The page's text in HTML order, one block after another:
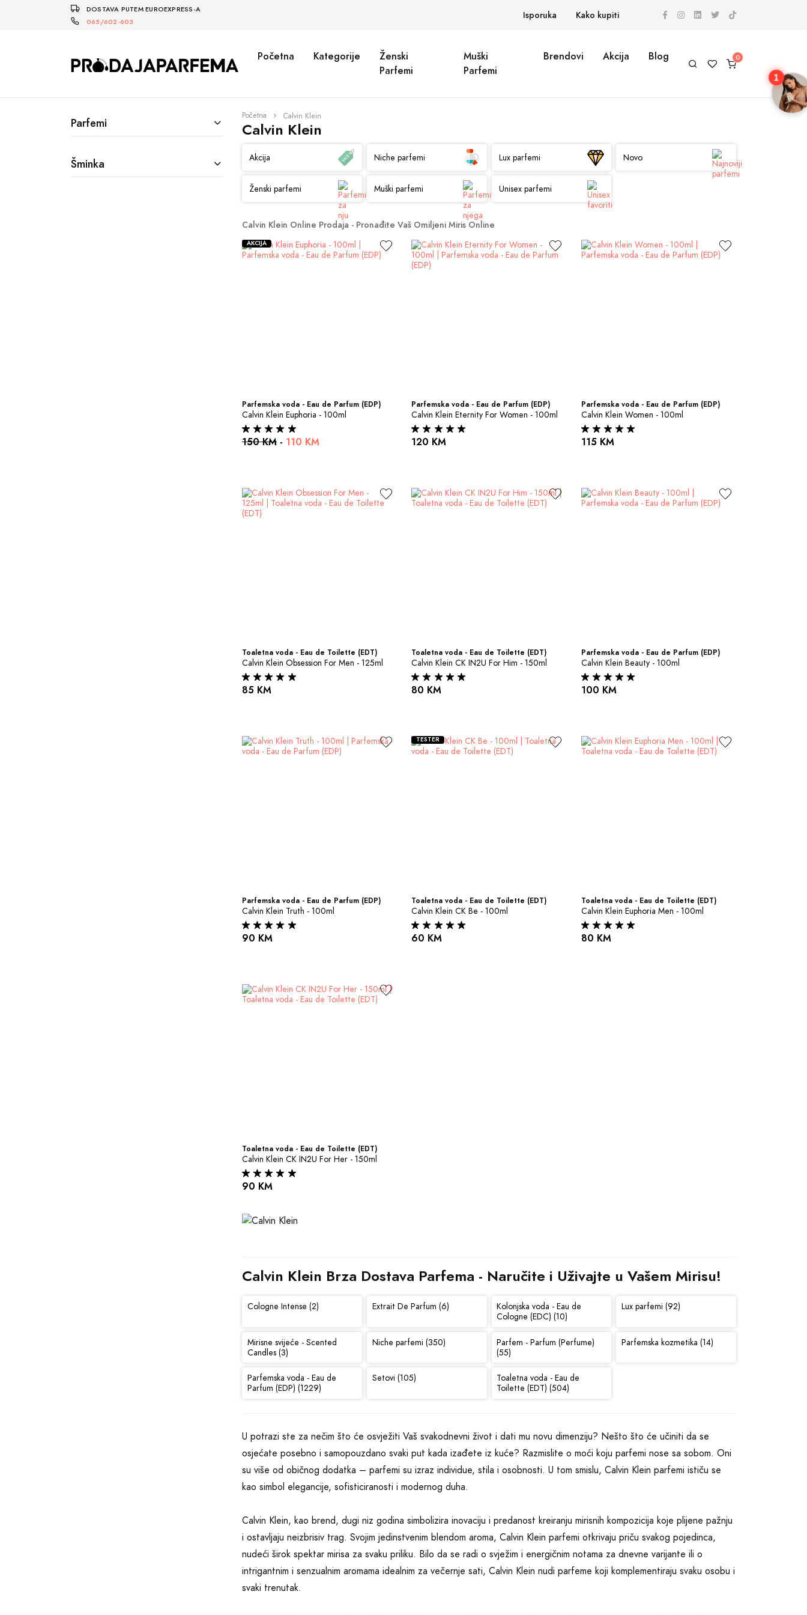
DOSTAVA PUTEM EUROEXPRESS-A
065/602-603
Isporuka Kako kupiti
Početna Kategorije
Ženski
Parfemi
Muški
Parfemi
Brendovi Akcija Blog
Parfemi
Šminka
Početna Calvin Klein
Calvin Klein
Akcija Niche parfemi Lux parfemi Novo
Ženski parfemi Muški parfemi Unisex parfemi
Calvin Klein Online Prodaja - Pronađite Vaš Omiljeni Miris Online
Parfemska voda - Eau de Parfum (EDP)
Calvin Klein Euphoria - 100ml
150 KM - 110 KM
AKCIJA
Parfemska voda - Eau de Parfum (EDP)
Calvin Klein Eternity For Women - 100ml
120 KM
Parfemska voda - Eau de Parfum (EDP)
Calvin Klein Women - 100ml
115 KM
Toaletna voda - Eau de Toilette (EDT)
Calvin Klein Obsession For Men - 125ml
85 KM
Toaletna voda - Eau de Toilette (EDT)
Calvin Klein CK IN2U For Him - 150ml
80 KM
Parfemska voda - Eau de Parfum (EDP)
Calvin Klein Beauty - 100ml
100 KM
Parfemska voda - Eau de Parfum (EDP)
Calvin Klein Truth - 100ml
90 KM
Toaletna voda - Eau de Toilette (EDT)
Calvin Klein CK Be - 100ml
60 KM
TESTER
Toaletna voda - Eau de Toilette (EDT)
Calvin Klein Euphoria Men - 100ml
80 KM
Toaletna voda - Eau de Toilette (EDT)
Calvin Klein CK IN2U For Her - 150ml
90 KM
Calvin Klein Brza Dostava Parfema - Naručite i Uživajte u Vašem Mirisu!
Cologne Intense (2) Extrait De Parfum (6)
Kolonjska voda - Eau de
Cologne (EDC) (10)
Lux parfemi (92)
Mirisne svijeće - Scented
Candles (3)
Niche parfemi (350)
Parfem - Parfum (Perfume)
(55)
Parfemska kozmetika (14)
Parfemska voda - Eau de
Parfum (EDP) (1229)
Setovi (105)
Toaletna voda - Eau de
Toilette (EDT) (504)
U potrazi ste za nečim što će osvježiti Vaš svakodnevni život i dati mu novu dimenziju? Nešto što će učiniti da se
osjećate posebno i samopouzdano svaki put kada izađete iz kuće? Razmislite o moći koju parfemi nose sa sobom. Oni
su više od običnog dodatka – parfemi su izraz individue, stila i osobnosti. U tom smislu, Calvin Klein parfemi ističu se
kao simbol elegancije, sofisticiranosti i modernog duha.
Calvin Klein, kao brend, dugi niz godina simbolizira inovaciju i predanost kreiranju mirisnih kompozicija koje plijene pažnju
i ostavljaju neizbrisiv trag. Svojim jedinstvenim blendom aroma, Calvin Klein parfemi otkrivaju priču svakog pojedinca,
nudeći širok spektar mirisa za svaku priliku. Bilo da se radi o svježim i energičnim notama za dnevne varijante ili o
intrigantnim i senzualnim aromama idealnim za večernje sati, Calvin Klein nudi parfeme koji komplementiraju svaku osobu i
svaki trenutak.
1